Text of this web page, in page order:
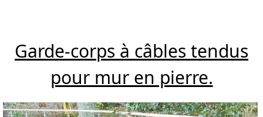
Garde-corps à câbles tendus
pour mur en pierre.